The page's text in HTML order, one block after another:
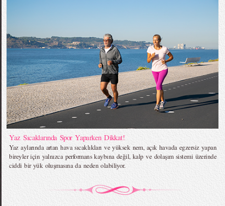
Yaz Sıcaklarında Spor Yaparken Dikkat!
Yaz aylarında artan hava sıcaklıkları ve yüksek nem, açık havada egzersiz yapan
bireyler için yalnızca performans kaybına değil, kalp ve dolaşım sistemi üzerinde
ciddi bir yük oluşmasına da neden olabiliyor.